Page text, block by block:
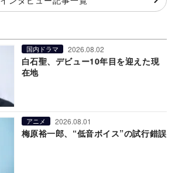
国内ドラマ 2026.08.02
白石聖、デビュー10年目を迎えた現
在地
アニメ 2026.08.01
梅原裕一郎、“低音ボイス”の試行錯誤